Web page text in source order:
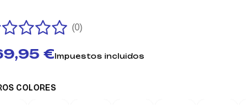
(0)
€Impuestos incluidos
COLORES